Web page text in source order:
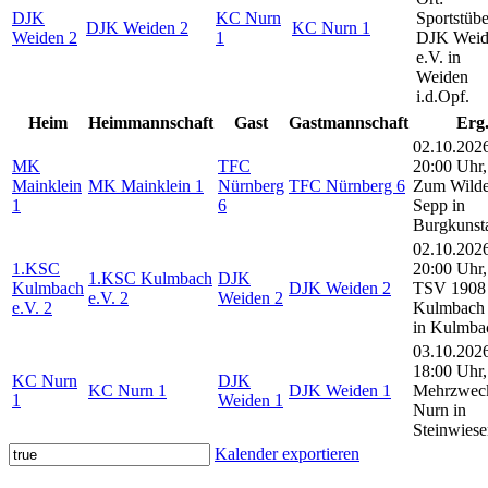
DJK
Weiden 2
DJK Weiden 2
KC Nurn
1
KC Nurn 1
DJK
e.V. in
Weiden
i.d.Opf.
Heim
Heimmannschaft Gast Gastmannschaft Erg.
MK
Mainklein
1
MK Mainklein 1
TFC
Nürnberg
6
TFC Nürnberg 6
20:00
Zum
Sepp in
1.KSC
Kulmbach
e.V. 2
1.KSC Kulmbach
e.V. 2
DJK
Weiden 2
DJK Weiden 2
20:00
TSV 1908
Kulmbach
in
KC Nurn
1
KC Nurn 1
DJK
Weiden 1
DJK Weiden 1
18:00
Nurn in
Kalender exportieren